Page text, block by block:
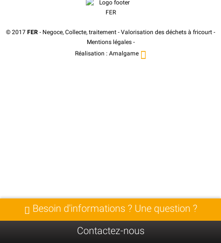
© 2017 FER - Negoce, Collecte, traitement - Valorisation des déchets à fricourt -
Mentions légales-
Réalisation : Amalgame
Besoin d'informations ? Une question ?
Contactez-nous